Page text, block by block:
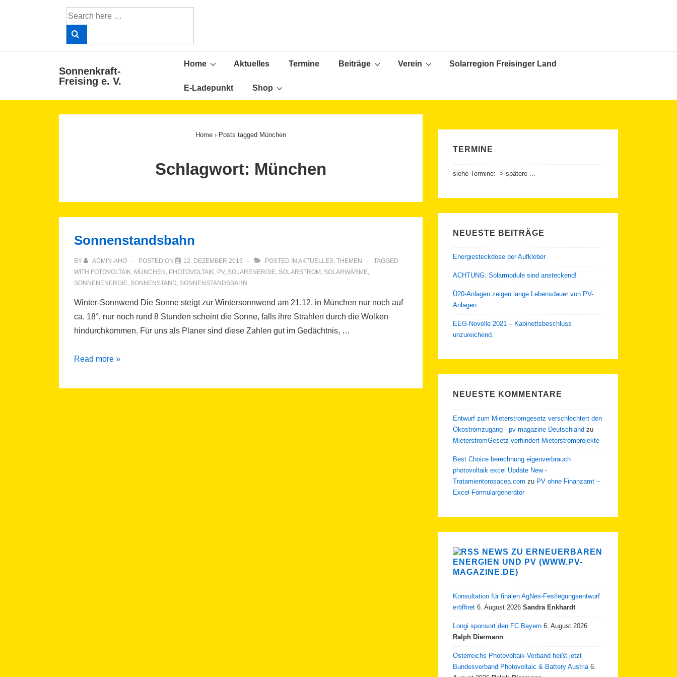
Search
for:
Sonnenkraft-
Freising e. V.
Main
Home Aktuelles Termine Beiträge Verein Solarregion Freisinger Land
E-Ladepunkt Shop
Home › Posts tagged München
Schlagwort: München
Sonnenstandsbahn
BY ADMIN-AHO POSTED ON 12. DEZEMBER 2013 POSTED IN AKTUELLES, THEMEN
TAGGED
WITH FOTOVOLTAIK, MÜNCHEN , PHOTOVOLTAIK, PV, SOLARENERGIE, SOLARSTROM , SOLARWÄRME,
SONNENENERGIE, SONNENSTAND, SONNENSTANDSBAHN
Winter-Sonnwend Die Sonne steigt zur Wintersonnwend am 21.12. in München nur noch auf
ca. 18°, nur noch rund 8 Stunden scheint die Sonne, falls ihre Strahlen durch die Wolken
hindurchkommen. Für uns als Planer sind diese Zahlen gut im Gedächtnis, …
Sonnenstandsbahn
Read more »
TERMINE
siehe Termine: -> spätere ...
NEUESTE BEITRÄGE
Energiesteckdose per Aufkleber
ACHTUNG: Solarmodule sind ansteckend!
Ü20-Anlagen zeigen lange Lebensdauer von PV-
Anlagen
EEG-Novelle 2021 – Kabinettsbeschluss
unzureichend.
NEUESTE KOMMENTARE
Entwurf zum Mieterstromgesetz verschlechtert den
Ökostromzugang - pv magazine Deutschland zu
MieterstromGesetz verhindert Mieterstromprojekte
Best Choice berechnung eigenverbrauch
photovoltaik excel Update New -
Tratamientorosacea.com zu PV ohne Finanzamt –
Excel-Formulargenerator
NEWS ZU ERNEUERBAREN
ENERGIEN UND PV (WWW.PV-
MAGAZINE.DE)
Konsultation für finalen AgNes-Festlegungsentwurf
eröffnet 6. August 2026 Sandra Enkhardt
Longi sponsort den FC Bayern 6. August 2026
Ralph Diermann
Österreichs Photovoltaik-Verband heißt jetzt
Bundesverband Photovoltaic & Battery Austria 6.